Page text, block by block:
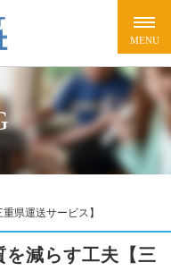
県運送サービス】
減らす工夫【三